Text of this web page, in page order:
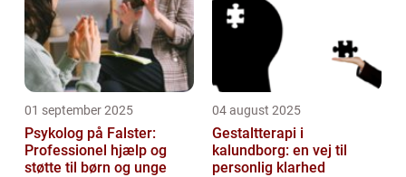
01 september 2025
Psykolog på Falster:
Professionel hjælp og
støtte til børn og unge
04 august 2025
Gestaltterapi i
kalundborg: en vej til
personlig klarhed